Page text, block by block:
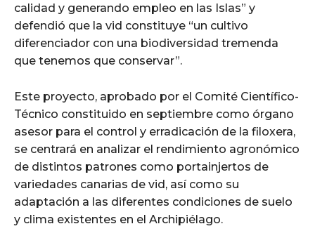
calidad y generando empleo en las Islas” y
defendió que la vid constituye “un cultivo
diferenciador con una biodiversidad tremenda
que tenemos que conservar”.
Este proyecto, aprobado por el Comité Científico-
Técnico constituido en septiembre como órgano
asesor para el control y erradicación de la filoxera,
se centrará en analizar el rendimiento agronómico
de distintos patrones como portainjertos de
variedades canarias de vid, así como su
adaptación a las diferentes condiciones de suelo
y clima existentes en el Archipiélago.